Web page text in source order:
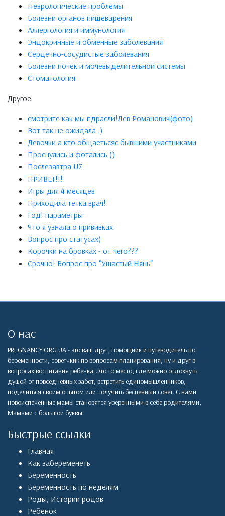
Неврологические проблемы
Болезни органов пищеварения
Аллергология и иммунология
Эндокринные и обменные заболевания
Сердечно-сосудистые заболевания
Болезни почек и мочевыделительной системы
Стоматология
Другое
смотрите как мы пдрасли!Лев Романович(фото)
Вот так не ожидала :)
Девочки а кто общаетьсяс бывшими участниками
Проснулись и фотались ))
Послезавтра U7
ПРИВЕТ!!!
Игры для 4 месяцев
Приходила тетка врач!
Год! параметры
Что я узнала о прививках
Вопрос про статусах)
Корочки на бровках - от чего???
Срочно! Вопрос про "Ушастый Нянь"
О нас
PREGNANCY.ORG.UA - это ваш друг, помощник и путеводитель по
беременности, советчкик по вопросам планирования, ну и друг в
вопросах воспитания ребенка. Это то место, где можно отдохнуть
душой от повседневных забот, встретить единомышленников,
поделиться своим опытом или получить бесценный совет. С нами
новоиспеченные мамы становятся уверенными в себе родителями,
Мамами с большой буквы.
Быстрые ссылки
Главная
Как забеременеть
Беременность
Беременность по неделям
Роды, Истории родов
Ребенок